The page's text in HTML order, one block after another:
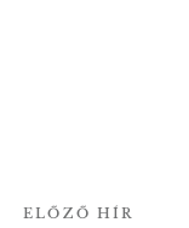
ELŐZŐ HÍR